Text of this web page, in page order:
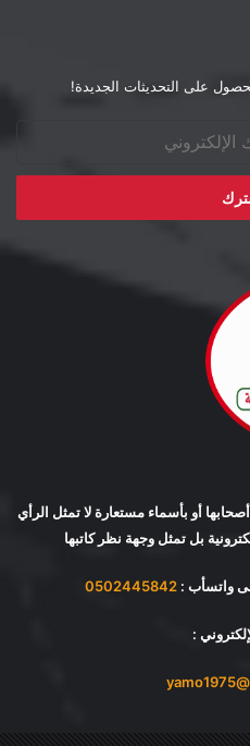
على التحديثات الجديدة!
أو بأسماء مستعارة لا تمثل الرأي
بل تمثل وجهة نظر كاتبها
واتسأب : 0502445842
: